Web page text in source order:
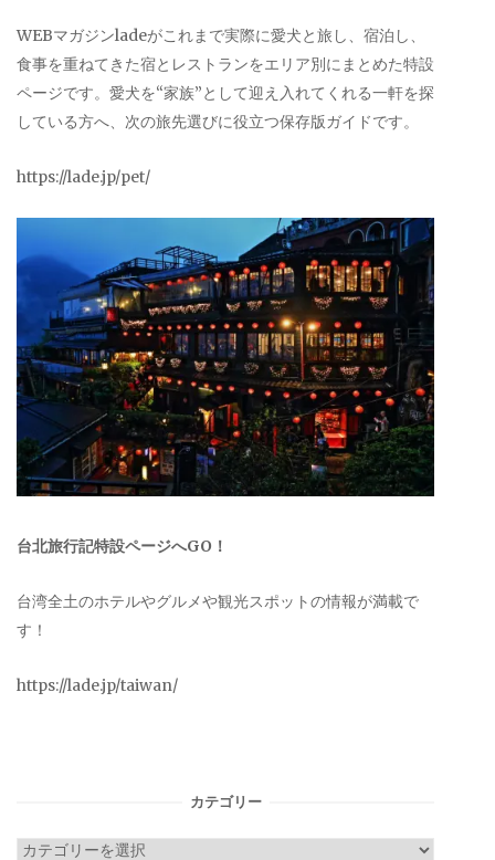
WEBマガジンladeがこれまで実際に愛犬と旅し、宿泊し、
食事を重ねてきた宿とレストランをエリア別にまとめた特設
ページです。愛犬を“家族”として迎え入れてくれる一軒を探
している方へ、次の旅先選びに役立つ保存版ガイドです。
https://lade.jp/pet/
台北旅行記特設ページへGO！
台湾全土のホテルやグルメや観光スポットの情報が満載で
す！
https://lade.jp/taiwan/
カテゴリー
カ